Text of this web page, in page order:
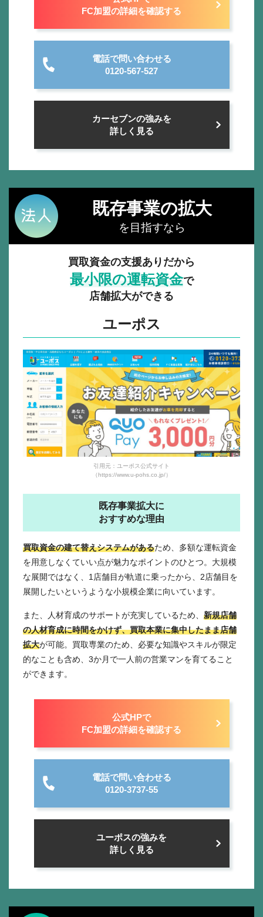
FC加盟の詳細を確認する
電話で問い合わせる
0120-567-527
カーセブンの強みを
詳しく見る
既存事業の拡大
を目指すなら
買取資金の支援ありだから
最小限の運転資金で
店舗拡大ができる
ユーポス
引用元：ユーポス公式サイト
（https://www.u-pohs.co.jp/）
既存事業拡大に
おすすめな理由
買取資金の建て替えシステムがあるため、多額な運転資金
を用意しなくていい点が魅力なポイントのひとつ。大規模
な展開ではなく、1店舗目が軌道に乗ったから、2店舗目を
展開したいというような小規模企業に向いています。
また、人材育成のサポートが充実しているため、 新規店舗
の人材育成に時間をかけず、買取本業に集中したまま店舗
拡大が可能。買取専業のため、必要な知識やスキルが限定
的なことも含め、3か月で一人前の営業マンを育てること
ができます。
公式HPで
FC加盟の詳細を確認する
電話で問い合わせる
0120-3737-55
ユーポスの強みを
詳しく見る